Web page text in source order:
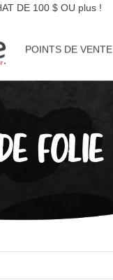
DE 100 $ OU plus !
POINTS DE VENTE
FOLIE